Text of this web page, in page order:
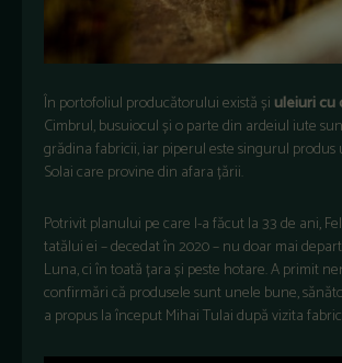
În portofoliul producătorului există și uleiuri
Cimbrul, busuiocul și o parte din ardeiul iute
grădina fabricii, iar piperul este singurul produs
Solai care provine din afara țării.
Potrivit planului pe care l-a făcut la 33 de ani,
tatălui ei – decedat în 2020 – nu doar mai
Luna, ci în toată țara și peste hotare. A primit
confirmări că produsele sunt unele bune,
a propus la început Mihai Tulai după vizita